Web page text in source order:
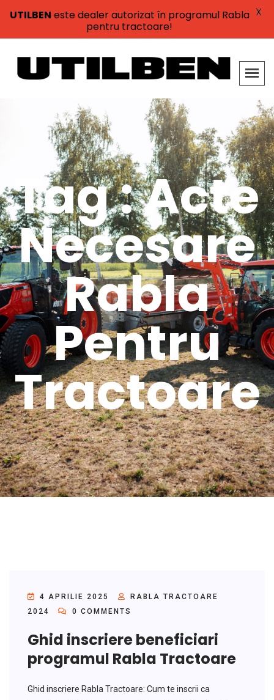
Tag : Acte
Necesare
Rabla
Pentru
Tractoare
4 APRILIE 2025
RABLA TRACTOARE
2024
0 COMMENTS
Ghid inscriere beneficiari
programul Rabla Tractoare
Ghid inscriere Rabla Tractoare: Cum te inscrii ca
UTILBEN este dealer autorizat în programul Rabla
pentru tractoare!
X